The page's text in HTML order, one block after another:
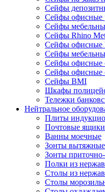
Сейфы
Сейфы офисные
Сейфы
Сейфы Rhino
Сейфы офисные
Сейфы
Сейфы офисные
Сейфы офисные
Сейфы ВМI
Шкафы
Тележки
Нейтральное
Плиты
Почтовые
Ванны моечные
Зонты
Зонты
Полки из
Столы из
Столы